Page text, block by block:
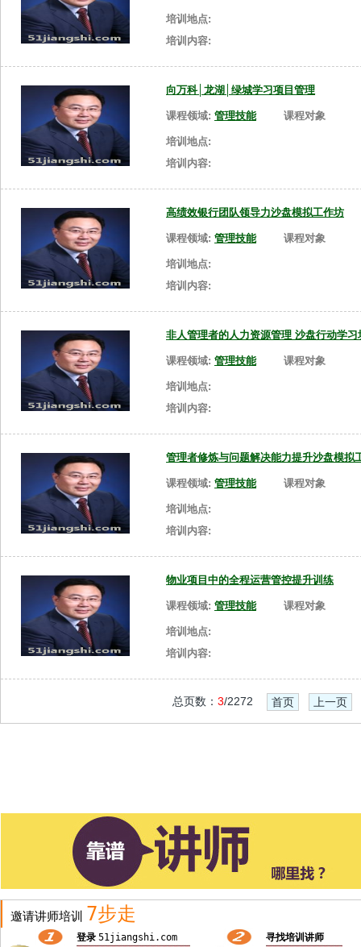
培训地点:
培训内容:
向万科│龙湖│绿城学习项目管理
课程领域: 管理技能 课程对象
培训地点:
培训内容:
高绩效银行团队领导力沙盘模拟工作坊
课程领域: 管理技能 课程对象
培训地点:
培训内容:
非人管理者的人力资源管理 沙盘行动学习
课程领域: 管理技能 课程对象
培训地点:
培训内容:
管理者修炼与问题解决能力提升沙盘模拟
课程领域: 管理技能 课程对象
培训地点:
培训内容:
物业项目中的全程运营管控提升训练
课程领域: 管理技能 课程对象
培训地点:
培训内容:
总页数： 3/2272 首页 上一页
邀请讲师培训 7步走
登录 51jiangshi.com 寻找培训讲师